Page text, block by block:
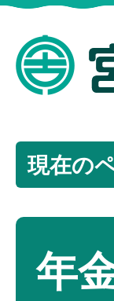
現在の
年